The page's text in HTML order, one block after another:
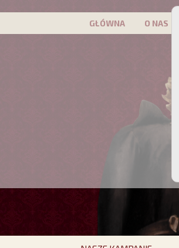
GŁÓWNA O NAS